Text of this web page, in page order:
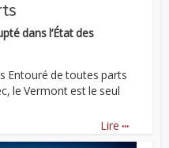
dans l’État des
Entouré de toutes parts
le Vermont est le seul
Lire ...